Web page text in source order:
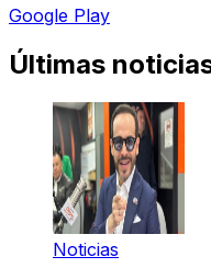
Google Play
Últimas
Noticias